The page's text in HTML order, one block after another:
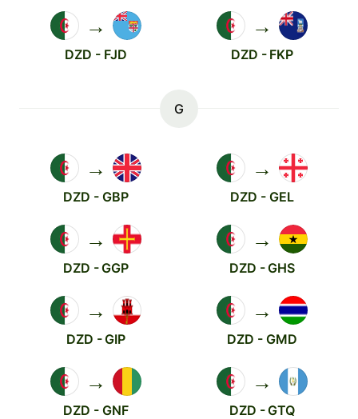
→
DZD - FJD
→
DZD - FKP
G
→
DZD - GBP
→
DZD - GEL
→
DZD - GGP
→
DZD - GHS
→
DZD - GIP
→
DZD - GMD
→
DZD - GNF
→
DZD - GTQ